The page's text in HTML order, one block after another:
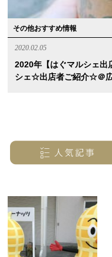
その他おすすめ情報
2020.02.05
2020年【はぐマルシェ出
シェ☆出店者ご紹介☆＠